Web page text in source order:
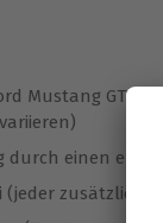
Mustang GT
durch einen
zusätzliche